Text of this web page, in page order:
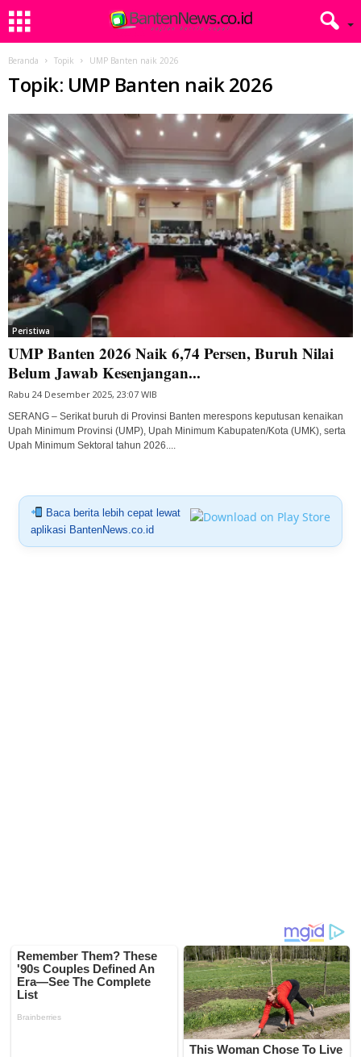
Beranda Topik UMP Banten naik 2026
Topik: UMP Banten naik 2026
Peristiwa
UMP Banten 2026 Naik 6,74 Persen, Buruh Nilai
Belum Jawab Kesenjangan...
Rabu 24 Desember 2025, 23:07 WIB
SERANG – Serikat buruh di Provinsi Banten merespons keputusan kenaikan
Upah Minimum Provinsi (UMP), Upah Minimum Kabupaten/Kota (UMK), serta
Upah Minimum Sektoral tahun 2026....
Baca berita lebih cepat lewat
aplikasi BantenNews.co.id